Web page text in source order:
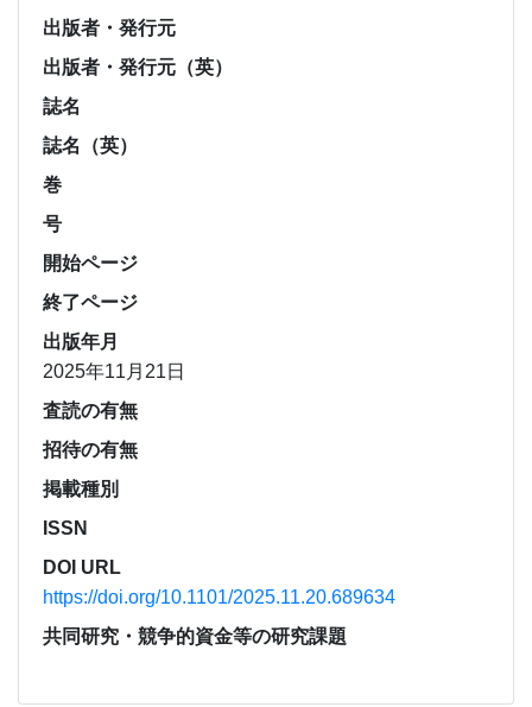
出版者・発行元
出版者・発行元（英）
誌名
誌名（英）
巻
号
開始ページ
終了ページ
出版年月
2025年11月21日
査読の有無
招待の有無
掲載種別
ISSN
DOI URL
https://doi.org/10.1101/2025.11.20.689634
共同研究・競争的資金等の研究課題